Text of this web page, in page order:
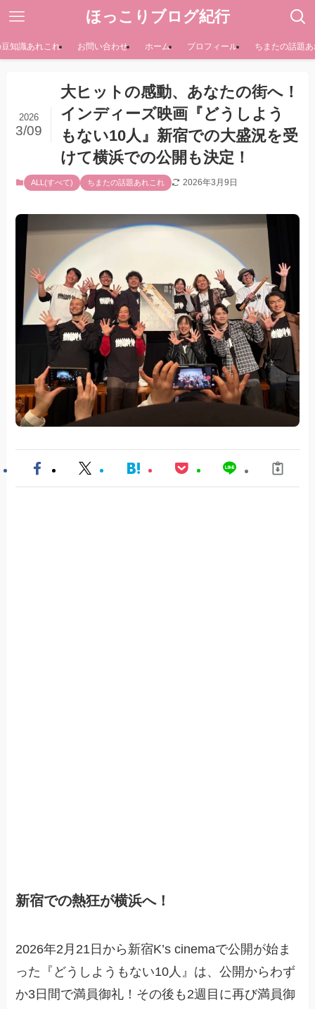
ほっこりブログ紀行
知識あれこれ お問い合わせ ホーム プロフィール ちまたの話題
大ヒットの感動、あなたの街へ！
インディーズ映画『どうしよう
もない10人』新宿での大盛況を受
けて横浜での公開も決定！
2026
3/09
ALL(すべて) ちまたの話題あれこれ 2026年3月9日
新宿での熱狂が横浜へ！
2026年2月21日から新宿K’s cinemaで公開が始ま
った『どうしようもない10人』は、公開からわず
か3日間で満員御礼！その後も2週目に再び満員御